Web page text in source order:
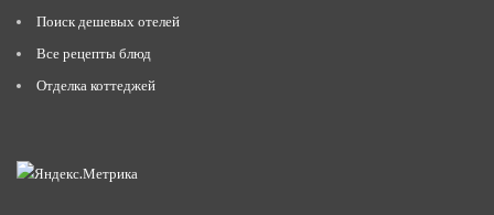
Поиск дешевых отелей
Все рецепты блюд
Отделка коттеджей